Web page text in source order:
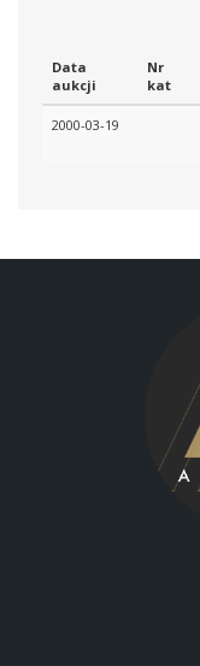
Data
aukcji
Nr
kat
2000-03-19